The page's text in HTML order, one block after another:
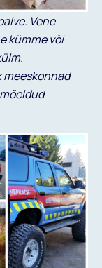
Vene
kümme või
meeskonnad